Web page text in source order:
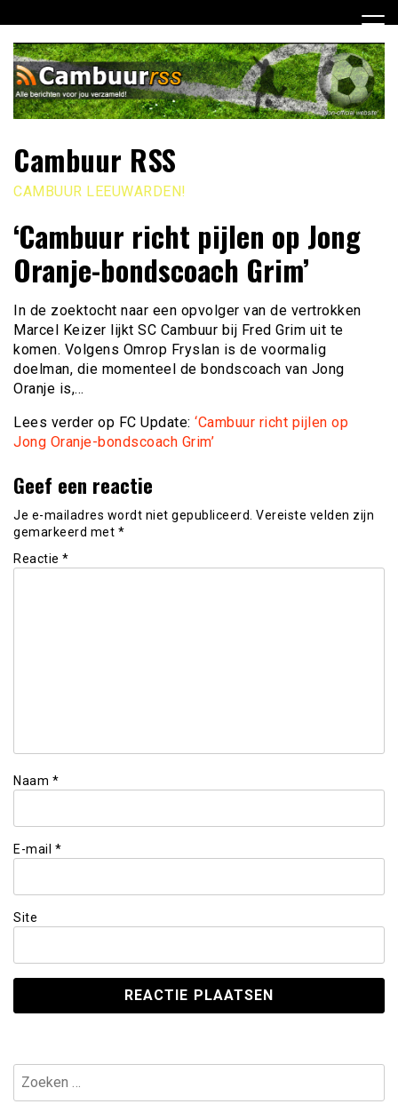
naar
inhoud
Cambuur RSS
CAMBUUR LEEUWARDEN!
‘Cambuur richt pijlen op Jong
Oranje-bondscoach Grim’
In de zoektocht naar een opvolger van de vertrokken
Marcel Keizer lijkt SC Cambuur bij Fred Grim uit te
komen. Volgens Omrop Fryslan is de voormalig
doelman, die momenteel de bondscoach van Jong
Oranje is,…
Lees verder op FC Update: ‘Cambuur richt pijlen op
Jong Oranje-bondscoach Grim’
Geef een reactie
Je e-mailadres wordt niet gepubliceerd. Vereiste velden zijn
gemarkeerd met *
Reactie *
Naam *
E-mail *
Site
Zoeken
naar: